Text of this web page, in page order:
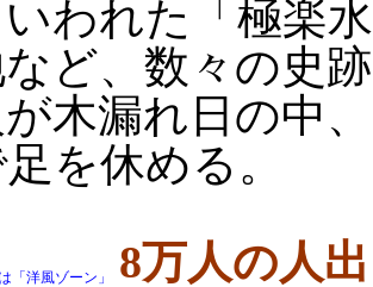
われた「極楽
ど、数々の史
木漏れ日の中
を休める。
「洋風ゾーン」 8万人の人